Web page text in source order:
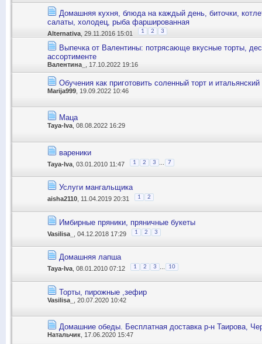
Домашняя кухня, блюда на каждый день, биточки,
салаты, холодец, рыба фаршированная
Alternativa , 29.11.2016 15:01 1 2 3
Выпечка от Валентины: потрясающе вкусные торты,
ассортименте
Валентина_ , 17.10.2022 19:16
Обучения как приготовить соленный торт и
Marija999 , 19.09.2022 10:46
Маца
Taya-Iva, 08.08.2022 16:29
вареники
Taya-Iva , 03.01.2010 11:47 1 2 3 7
Услуги мангальщика
aisha2110 , 11.04.2019 20:31 1 2
Имбирные пряники, пряничные букеты
Vasilisa_ , 04.12.2018 17:29 1 2 3
Домашняя лапша
Taya-Iva , 08.01.2010 07:12 1 2 3 10
Торты, пирожные ,зефир
Vasilisa_ , 20.07.2020 10:42
Домашние обеды. Бесплатная доставка р-н Таирова,
Натальчик , 17.06.2020 15:47